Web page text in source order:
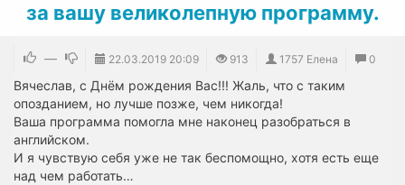
за вашу великолепную программу.
— 22.03.2019 20:09 913 1757 Елена 0
Вячеслав, с Днём рождения Вас!!! Жаль, что с таким
опозданием, но лучше позже, чем никогда!
Ваша программа помогла мне наконец разобраться в
английском.
И я чувствую себя уже не так беспомощно, хотя есть еще
над чем работать…